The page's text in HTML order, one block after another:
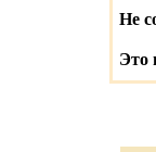
Не
Это